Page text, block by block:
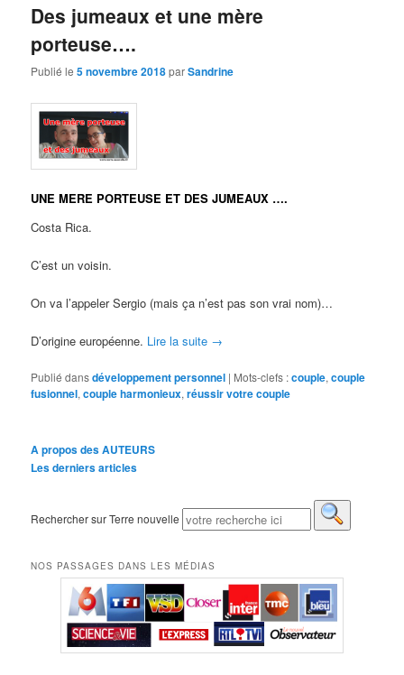
Des jumeaux et une mère
porteuse….
Publié le5 novembre 2018parSandrine
UNE MERE PORTEUSE ET DES JUMEAUX ….
Costa Rica.
C’est un voisin.
On va l’appeler Sergio (mais ça n’est pas son vrai nom)…
D’origine européenne. Lire la suite →
Publié dansdéveloppement personnel | Mots-clefs :couple,couple
fusionnel,couple harmonieux,réussir votre couple
A propos des AUTEURS
Les derniers articles
Rechercher sur Terre nouvelle
NOS PASSAGES DANS LES MÉDIAS